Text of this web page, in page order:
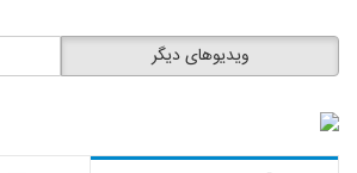
ویدیوهای دیگر